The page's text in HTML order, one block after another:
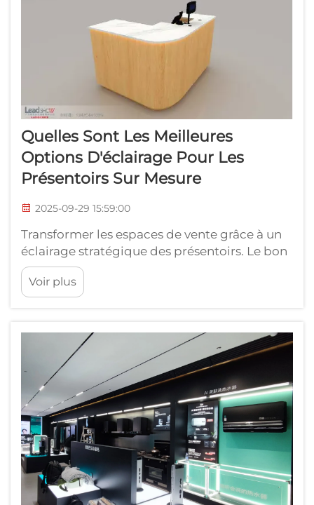
Quelles Sont Les Meilleures
Options D'éclairage Pour Les
Présentoirs Sur Mesure
2025-09-29 15:59:00
Transformer les espaces de vente grâce à un
éclairage stratégique des présentoirs. Le bon
éclairage peut transformer un espace
commercial ordinaire en une destination
shopping exceptionnelle. En ce qui concerne
rôle essentiel, non seulement pour éclairer...
Voir plus